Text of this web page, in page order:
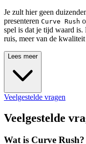
Je zult hier geen
presenteren Curve Rush
spel is dat je tijd waard is.
ruis, meer van de
Lees meer
Veelgestelde vragen
Veelgestelde
Wat is Curve Rush?